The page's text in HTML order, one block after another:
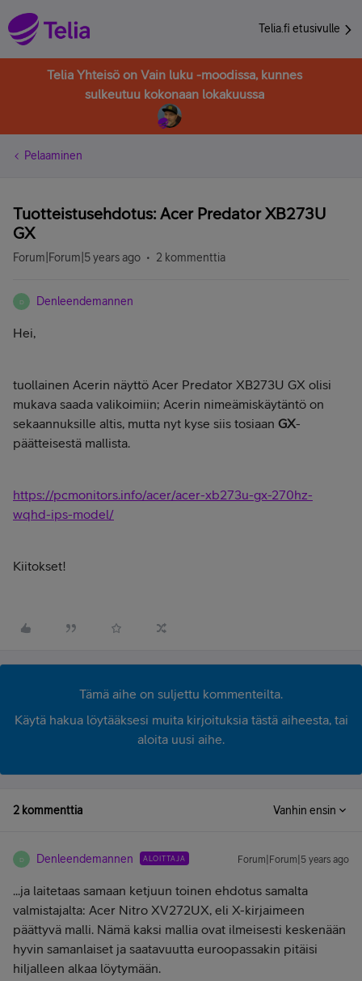
Telia.fi etusivulle
Telia Yhteisö on Vain luku -moodissa, kunnes
sulkeutuu kokonaan lokakuussa
Pelaaminen
Tuotteistusehdotus: Acer Predator XB273U
GX
Forum|Forum|5 years ago 2 kommenttia
D Denleendemannen
Hei,
tuollainen Acerin näyttö Acer Predator XB273U GX olisi
mukava saada valikoimiin; Acerin nimeämiskäytäntö on
sekaannuksille altis, mutta nyt kyse siis tosiaan GX-
päätteisestä mallista.
https://pcmonitors.info/acer/acer-xb273u-gx-270hz-
wqhd-ips-model/
Kiitokset!
Tämä aihe on suljettu kommenteilta.
Käytä hakua löytääksesi muita kirjoituksia tästä aiheesta, tai
aloita uusi aihe.
2 kommenttia Vanhin ensin
D Denleendemannen ALOITTAJA Forum|Forum|5 years ago
...ja laitetaas samaan ketjuun toinen ehdotus samalta
valmistajalta: Acer Nitro XV272UX, eli X-kirjaimeen
päättyvä malli. Nämä kaksi mallia ovat ilmeisesti keskenään
hyvin samanlaiset ja saatavuutta euroopassakin pitäisi
hiljalleen alkaa löytymään.